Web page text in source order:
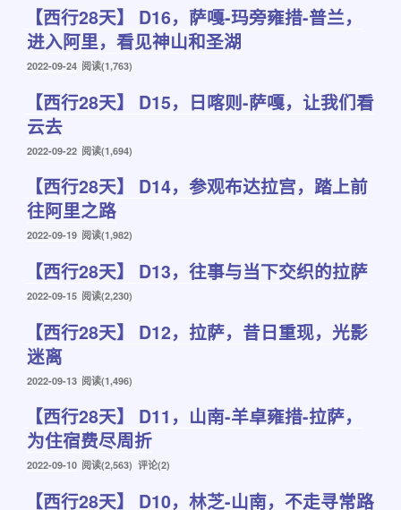
【西行28天】 D16，萨嘎-玛旁雍措-普兰，
进入阿里，看见神山和圣湖
发
2022-09-24 阅读(1,763)
【西行28天】 D15，日喀则-萨嘎，让我们看
云去
发
2022-09-22 阅读(1,694)
【西行28天】 D14，参观布达拉宫，踏上前
往阿里之路
发
2022-09-19 阅读(1,982)
【西行28天】 D13，往事与当下交织的拉萨
发
2022-09-15 阅读(2,230)
【西行28天】 D12，拉萨，昔日重现，光影
迷离
发
2022-09-13 阅读(1,496)
【西行28天】 D11，山南-羊卓雍措-拉萨，
为住宿费尽周折
发
2022-09-10 阅读(2,563) 评论(2)
【西行28天】 D10，林芝-山南，不走寻常路